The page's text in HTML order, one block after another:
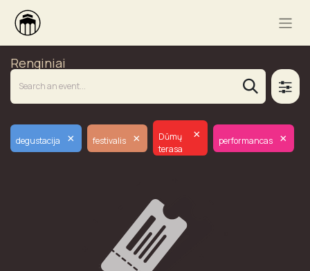
Renginiai
degustacija × festivalis ×
Dūmų
terasa
× performancas ×